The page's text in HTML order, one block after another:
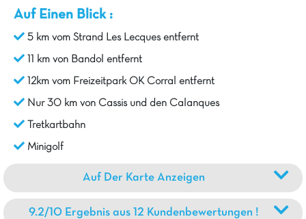
Auf Einen Blick :
5 km vom Strand Les Lecques entfernt
11 km von Bandol entfernt
12km vom Freizeitpark OK Corral entfernt
Nur 30 km von Cassis und den Calanques
Tretkartbahn
Minigolf
Auf Der Karte Anzeigen
9.2/10 Ergebnis aus 12 Kundenbewertungen !